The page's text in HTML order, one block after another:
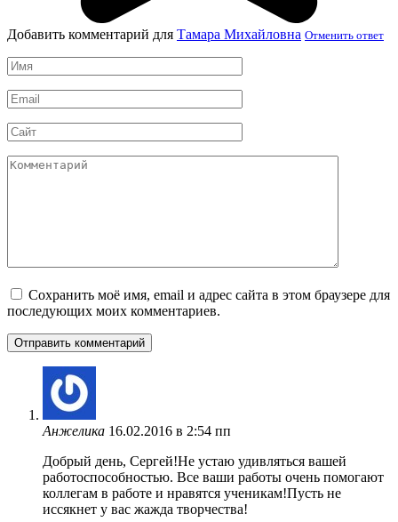
Добавить комментарий для Тамара Михайловна Отменить ответ
Имя
*
Email
*
Сайт
Комментарий
Сохранить моё имя, email и адрес сайта в этом браузере для
последующих моих комментариев.
Анжелика 16.02.2016 в 2:54 пп
Добрый день, Сергей!Не устаю удивляться вашей
работоспособностью. Все ваши работы очень помогают
коллегам в работе и нравятся ученикам!Пусть не
иссякнет у вас жажда творчества!